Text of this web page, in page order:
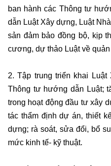
ban hành các Thông tư
dẫn Luật Xây dựng, Luật
sản đảm bảo đồng bộ, kịp
cương, dự thảo Luật về
2. Tập trung triển khai
Thông tư hướng dẫn Luật;
trong hoạt động đầu tư xây
tác thẩm định dự án, thiết
dựng; rà soát, sửa đổi, bổ
mức kinh tế- kỹ thuật.